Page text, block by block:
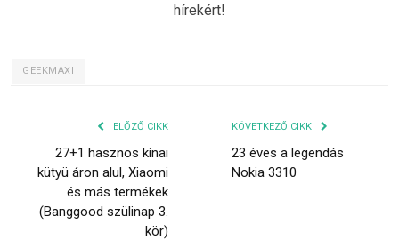
hírekért!
GEEKMAXI
ELŐZŐ CIKK
27+1 hasznos kínai
kütyü áron alul, Xiaomi
és más termékek
(Banggood szülinap 3.
kör)
KÖVETKEZŐ CIKK
23 éves a legendás
Nokia 3310